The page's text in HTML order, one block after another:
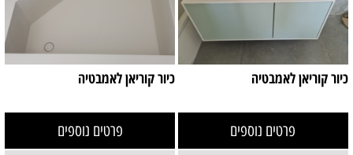
כיור קוריאן לאמבטיה
פרטים נוספים
כיור קוריאן לאמבטיה
פרטים נוספים